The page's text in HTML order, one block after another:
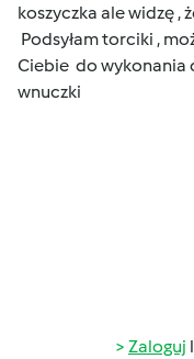
koszyczka ale widzę ,
Podsyłam torciki ,
Ciebie do wykonania
wnuczki
Zaloguj